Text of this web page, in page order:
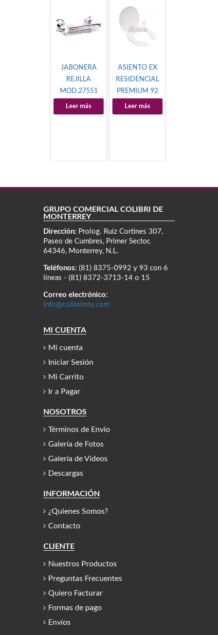
JABONERA
REJILLA
MOD.27551
Leer más
ASIENTO EX
RESIDENCIAL
PREMIUM 92
Leer más
GRUPO COMERCIAL COLIBRÍ DE
MONTERREY
Dirección: Prolog. Ruiz Cortines 307,
Paseo de Cumbres, Primer Sector,
64346, Monterrey, N.L.
Teléfonos: (81) 8375-0992 y 93 con 6
líneas - (81) 8372-3713-14 o 15
Correo electrónico:
info@colibrimty.com
MI CUENTA
Mi cuenta
Iniciar Sesión
Mi Carrito
Ir a Pagar
NOSOTROS
Términos de Envío
Galería de Fotos
Galería de Videos
Descargas
INFORMACIÓN
¿Quienes Somos?
Contacto
CLIENTE
Nuestros Productos
Preguntas Frecuentes
Quiero Facturar
Formas de pago
Envíos